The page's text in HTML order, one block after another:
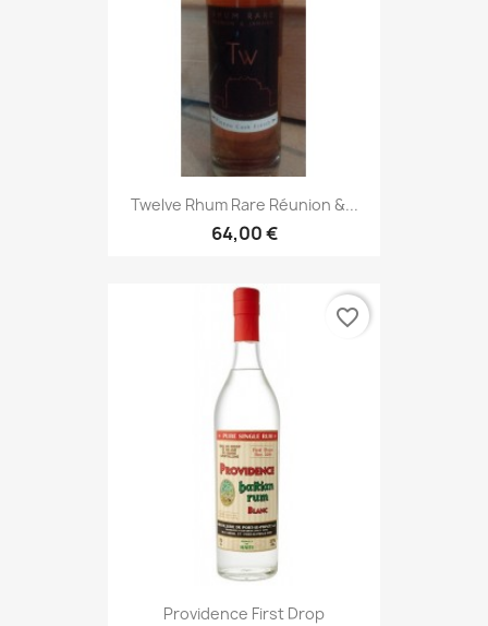
Twelve Rhum Rare Réunion &...
64,00 €
Providence First Drop
favorite_border